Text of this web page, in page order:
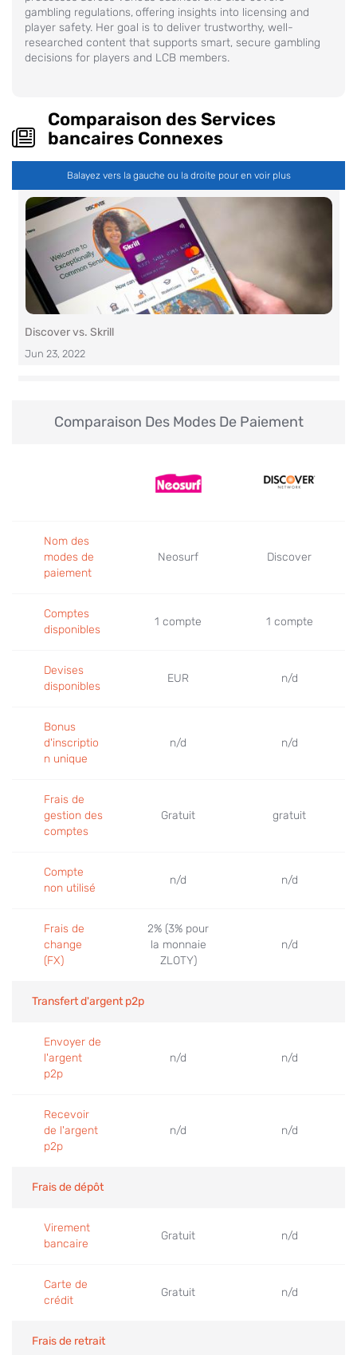
gambling regulations, offering insights into licensing and
player safety. Her goal is to deliver trustworthy, well-
researched content that supports smart, secure gambling
decisions for players and LCB members.
Comparaison des Services
bancaires Connexes
Balayez vers la gauche ou la droite pour en voir plus
Discover vs. Skrill
Jun 23, 2022
Jun 02, 2022
May 25, 2022
MasterCard Credit vs. Discover
Comparaison Des Modes De Paiement
Nom des
modes de
paiement
Neosurf Discover
Comptes
disponibles
1 compte 1 compte
Devises
disponibles
EUR n/d
Bonus
d'inscriptio
n unique
n/d n/d
Frais de
gestion des
comptes
Gratuit gratuit
Compte
non utilisé
n/d n/d
Frais de
change
(FX)
2% (3% pour
la monnaie
ZLOTY)
n/d
Transfert d'argent p2p
Envoyer de
l'argent
p2p
n/d n/d
Recevoir
de l'argent
p2p
n/d n/d
Frais de dépôt
Virement
bancaire
Gratuit n/d
Carte de
crédit
Gratuit n/d
Frais de retrait